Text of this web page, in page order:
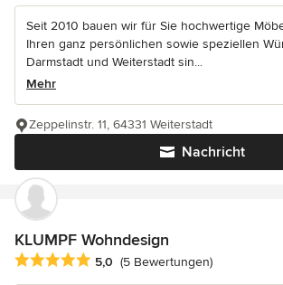
Seit 2010 bauen wir für Sie hochwertige
Ihren ganz persönlichen sowie speziellen
Darmstadt und Weiterstadt sin...
Mehr
Nachricht
Zeppelinstr. 11, 64331 Weiterstadt
KLUMPF Wohndesign
Durchschnittliche Bewertung: 5 von 5
5,0 (5 Bewertungen)